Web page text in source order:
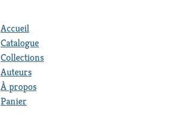
Accueil
Catalogue
Collections
Auteurs
À propos
Panier